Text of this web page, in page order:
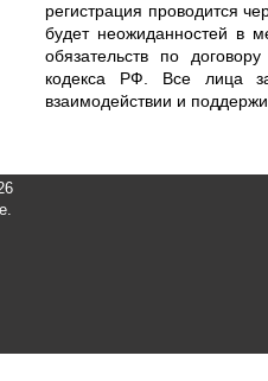
регистрация проводится
будет неожиданностей в
обязательств по
кодекса РФ. Все лица
взаимодействии и